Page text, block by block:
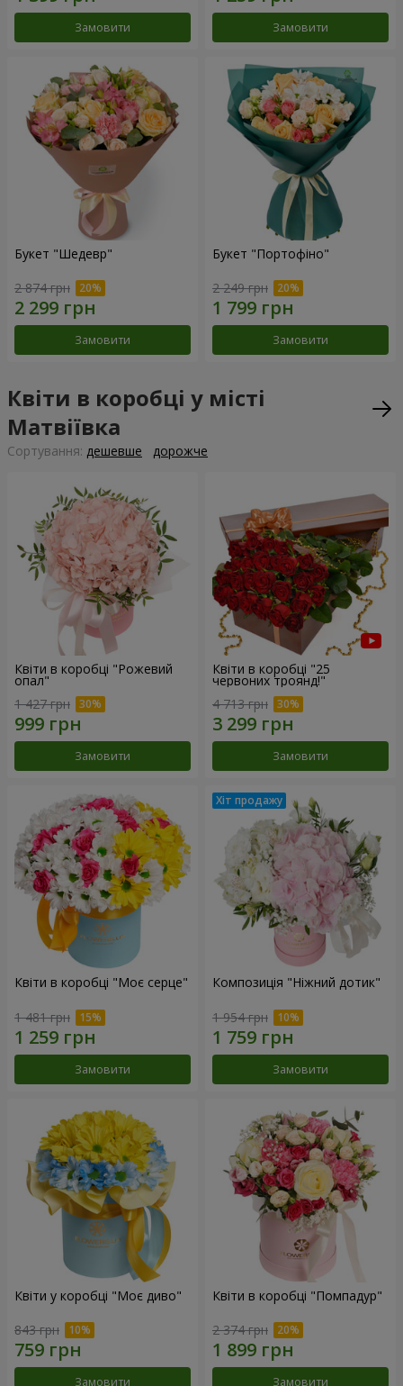
Замовити Замовити
Букет "Шедевр"
2 874 грн
Замовити
Букет "Портофіно"
2 249 грн
Замовити
Квіти в коробці у місті
Матвіївка
Сортування: дешевше дорожче
Квіти в коробці "Рожевий
опал"
1 427 грн
Замовити
Квіти в коробці "25
червоних троянд!"
4 713 грн
Замовити
Квіти в коробці "Моє серце"
1 481 грн
Замовити
Композиція "Ніжний дотик"
1 954 грн
Замовити
Квіти у коробці "Моє диво"
843 грн
Замовити
Квіти в коробці "Помпадур"
2 374 грн
Замовити